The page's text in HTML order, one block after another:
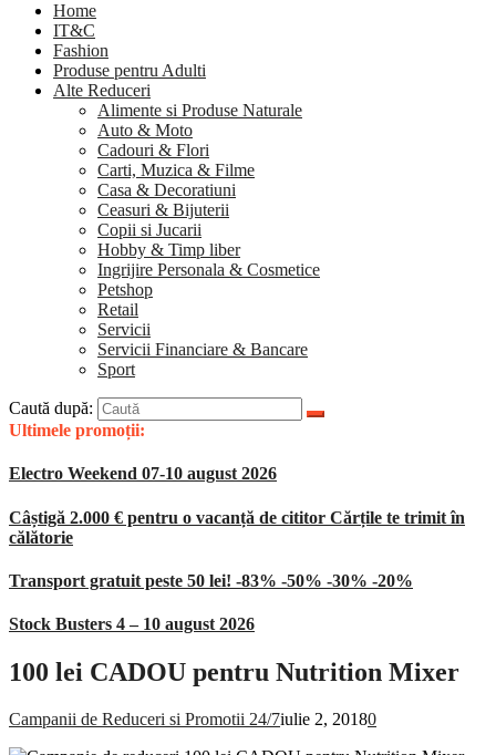
Home
IT&C
Fashion
Produse pentru Adulti
Alte Reduceri
Alimente si Produse Naturale
Auto & Moto
Cadouri & Flori
Carti, Muzica & Filme
Casa & Decoratiuni
Ceasuri & Bijuterii
Copii si Jucarii
Hobby & Timp liber
Ingrijire Personala & Cosmetice
Petshop
Retail
Servicii
Servicii Financiare & Bancare
Sport
Caută după:
Ultimele promoții:
Electro Weekend 07-10 august 2026
Câștigă 2.000 € pentru o vacanță de cititor Cărțile te trimit în
călătorie
Transport gratuit peste 50 lei! -83% -50% -30% -20%
Stock Busters 4 – 10 august 2026
100 lei CADOU pentru Nutrition Mixer
Campanii de Reduceri si Promotii 24/7iulie 2, 20180